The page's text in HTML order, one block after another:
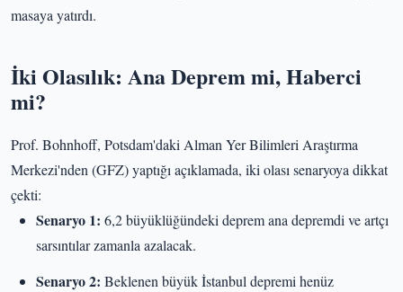
masaya yatırdı.
İki Olasılık: Ana Deprem mi, Haberci
mi?
Prof. Bohnhoff, Potsdam'daki Alman Yer Bilimleri Araştırma
Merkezi'nden (GFZ) yaptığı açıklamada, iki olası senaryoya dikkat
çekti:
Senaryo 1: 6,2 büyüklüğündeki deprem ana depremdi ve artçı
sarsıntılar zamanla azalacak.
Senaryo 2: Beklenen büyük İstanbul depremi henüz